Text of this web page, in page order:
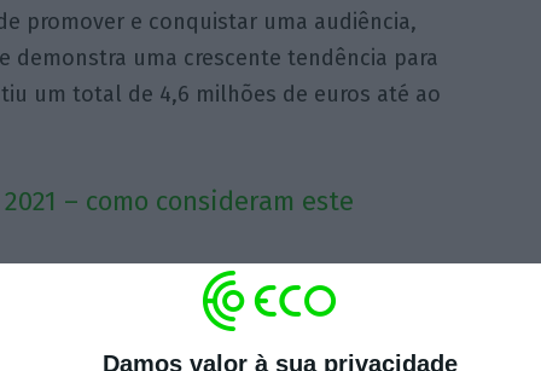
Damos valor à sua privacidade
promover e conquistar uma audiência,
uma crescente tendência para
um total de 4,6 milhões de euros até ao
– como consideram este
ao contexto de pandemia que
importante para todos os negócios, e é